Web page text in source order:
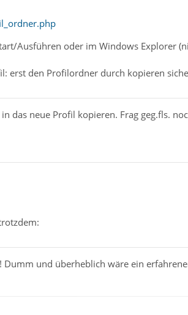
Ausführen oder im Windows Explorer
erst den Profilordner durch kopieren
das neue Profil kopieren. Frag geg.fls.
und überheblich wäre ein